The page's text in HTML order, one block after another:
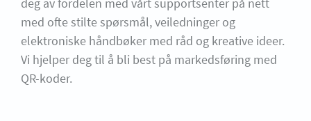
med ofte stilte spørsmål, veiledninger og
elektroniske håndbøker med råd og kreative ideer.
Vi hjelper deg til å bli best på markedsføring med
QR-koder.